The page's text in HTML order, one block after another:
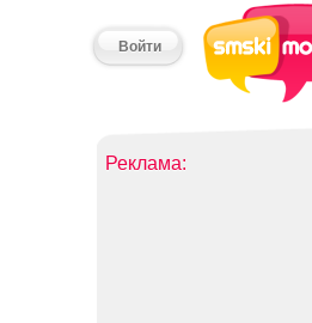
Войти
Реклама: